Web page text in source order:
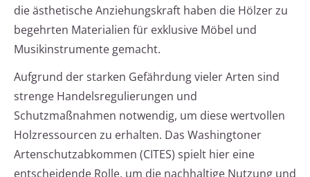
die ästhetische Anziehungskraft haben die Hölzer zu
begehrten Materialien für exklusive Möbel und
Musikinstrumente gemacht.
Aufgrund der starken Gefährdung vieler Arten sind
strenge Handelsregulierungen und
Schutzmaßnahmen notwendig, um diese wertvollen
Holzressourcen zu erhalten. Das Washingtoner
Artenschutzabkommen (CITES) spielt hier eine
entscheidende Rolle, um die nachhaltige Nutzung und